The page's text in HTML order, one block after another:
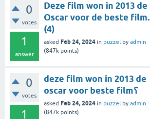
0
votes
1
answer
Deze film won in 2013 de
Oscar voor de beste film.
(4)
asked Feb 24, 2024 in puzzel by admin
(847k points)
0
votes
1
deze film won in 2013 de
oscar voor beste film؟
asked Feb 24, 2024 in puzzel by admin
(847k points)